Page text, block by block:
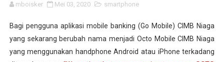
mboisker Mei 03, 2020 smartphone
Bagi pengguna aplikasi mobile banking (Go Mobile) CIMB Niaga
yang sekarang berubah nama menjadi Octo Mobile CIMB Niaga
yang menggunakan handphone Android atau iPhone terkadang